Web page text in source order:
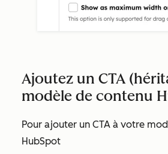
Ajoutez un CTA
modèle de contenu
Pour ajouter un CTA à votre
HubSpot